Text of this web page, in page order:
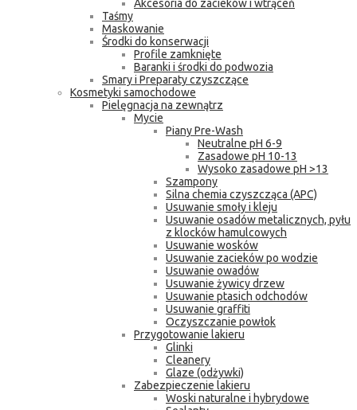
Akcesoria do zacieków i wtrąceń
Taśmy
Maskowanie
Środki do konserwacji
Profile zamknięte
Baranki i środki do podwozia
Smary i Preparaty czyszczące
Kosmetyki samochodowe
Pielęgnacja na zewnątrz
Mycie
Piany Pre-Wash
Neutralne pH 6-9
Zasadowe pH 10-13
Wysoko zasadowe pH >13
Szampony
Silna chemia czyszcząca (APC)
Usuwanie smoły i kleju
Usuwanie osadów metalicznych, pyłu
z klocków hamulcowych
Usuwanie wosków
Usuwanie zacieków po wodzie
Usuwanie owadów
Usuwanie żywicy drzew
Usuwanie ptasich odchodów
Usuwanie graffiti
Oczyszczanie powłok
Przygotowanie lakieru
Glinki
Cleanery
Glaze (odżywki)
Zabezpieczenie lakieru
Woski naturalne i hybrydowe